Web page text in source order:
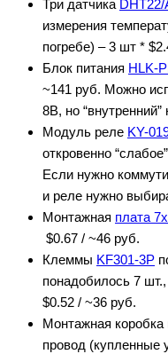
Три датчика
измерения
погребе) – 3 шт *
Блок питания HLK-
~141 руб. Можно
8В, но
Модуль реле KY-
откровенно
Если нужно
и реле нужно
Монтажная плата
$0.67 / ~46 руб.
Клеммы KF301-3P
понадобилось 7
$0.52 / ~36 руб.
Монтажная коробка
провод (купленные